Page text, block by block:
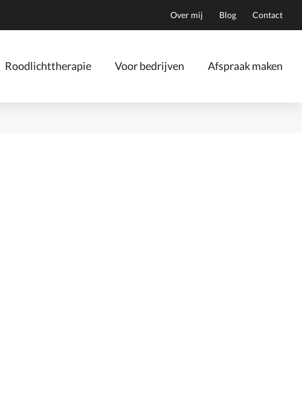
Over mij Blog Contact
Roodlichttherapie Voor bedrijven Afspraak maken